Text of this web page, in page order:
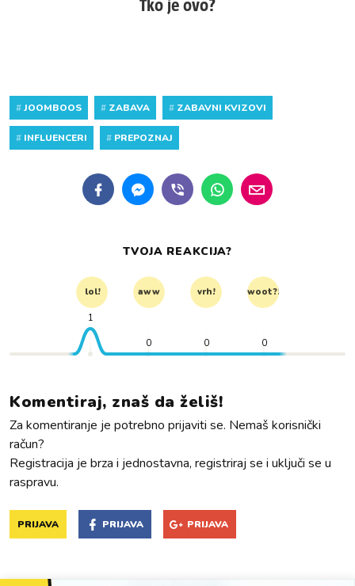
Tko je ovo?
#JOOMBOOS # ZABAVA # ZABAVNI KVIZOVI
# INFLUENCERI # PREPOZNAJ
TVOJA REAKCIJA?
lol! aww vrh! woot?!
1
0 0 0
Komentiraj, znaš da želiš!
Za komentiranje je potrebno prijaviti se. Nemaš korisnički
račun?
Registracija je brza i jednostavna, registriraj se i uključi se u
raspravu.
PRIJAVA PRIJAVA PRIJAVA